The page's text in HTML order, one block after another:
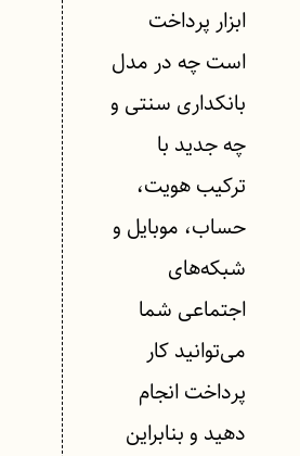
ابزار پرداخت
است چه در مدل
بانکداری سنتی و
چه جدید با
ترکیب هویت،
حساب، موبایل و
شبکه‌های
اجتماعی شما
می‌توانید کار
پرداخت انجام
دهید و بنابراین